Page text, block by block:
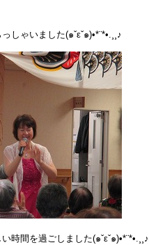
ゃいました(๑ˇεˇ๑)•*¨*•.¸¸♪
間を過ごしました(๑ˇεˇ๑)•*¨*•.¸¸♪